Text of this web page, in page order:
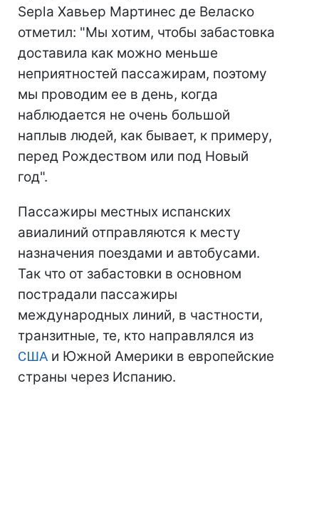
Sepla Хавьер Мартинес де Веласко
отметил: "Мы хотим, чтобы забастовка
доставила как можно меньше
неприятностей пассажирам, поэтому
мы проводим ее в день, когда
наблюдается не очень большой
наплыв людей, как бывает, к примеру,
перед Рождеством или под Новый
год".
Пассажиры местных испанских
авиалиний отправляются к месту
назначения поездами и автобусами.
Так что от забастовки в основном
пострадали пассажиры
международных линий, в частности,
транзитные, те, кто направлялся из
США и Южной Америки в европейские
страны через Испанию.